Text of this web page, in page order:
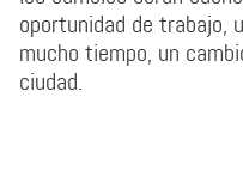
oportunidad de trabajo,
mucho tiempo, un
ciudad.